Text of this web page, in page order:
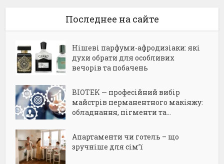
Последнее на сайте
Нішеві парфуми-афродизіаки: які
духи обрати для особливих
вечорів та побачень
BIOTEK — професійний вибір
майстрів перманентного макіяжу:
обладнання, пігменти та...
Апартаменти чи готель – що
зручніше для сім’ї